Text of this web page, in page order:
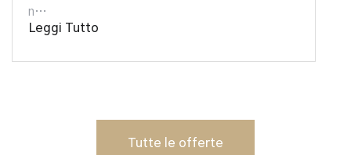
n…
Leggi Tutto
Tutte le offerte